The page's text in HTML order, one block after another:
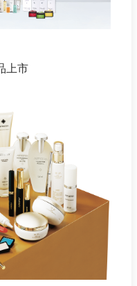
上市